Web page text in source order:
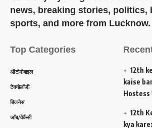
news, breaking stories, politics,
sports, and more from Lucknow.
Top Categories
ऑटोमोबाइल
टेक्नोलॉजी
बिजनेस
जॉब/वेकैंसी
12th
kaise
Hostess
12th
kya kare: